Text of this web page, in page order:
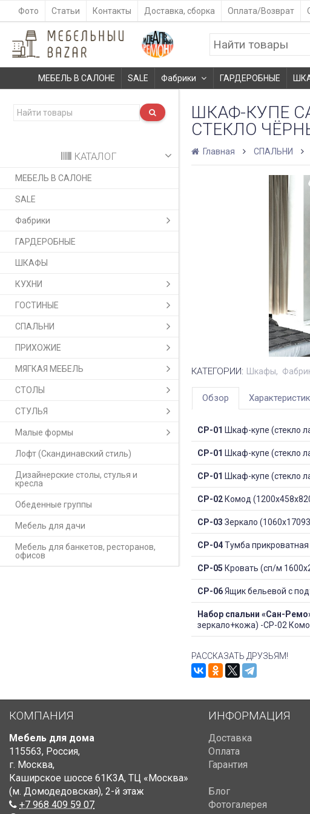
Фото Статьи Контакты Доставка, сборка Оплата/Возврат
МЕБЕЛЬ В САЛОНЕ SALE Фабрики ГАРДЕРОБНЫЕ
КАТАЛОГ
МЕБЕЛЬ В САЛОНЕ
SALE
Фабрики
ГАРДЕРОБНЫЕ
ШКАФЫ
КУХНИ
ГОСТИНЫЕ
СПАЛЬНИ
ПРИХОЖИЕ
МЯГКАЯ МЕБЕЛЬ
СТОЛЫ
СТУЛЬЯ
Малые формы
Лофт (Скандинавский стиль)
Дизайнерские столы, стулья и
кресла
Обеденные группы
Мебель для дачи
Мебель для банкетов, ресторанов,
офисов
ШКАФ-КУПЕ
СТЕКЛО
Главная СПАЛЬНИ
КАТЕГОРИИ: Шкафы
Обзор
СР-01 Шкаф-купе (стекло
СР-01 Шкаф-купе (стекло
СР-01 Шкаф-купе (стекло
СР-02Комод
СР-03 Зеркало
СР-04Тумба
СР-05 Кровать (сп/м
СР-06Ящик бельевой с
Набор спальни «Сан-
зеркало+кожа) -СР-02
РАССКАЗАТЬ ДРУЗЬЯМ!
КОМПАНИЯ
Мебель для дома
115563, Россия,
г. Москва,
Каширское шоссе 61К3А, ТЦ «Москва»
(м. Домодедовская), 2-й этаж
+7 968 409 59 07
ИНФОРМАЦИЯ
Доставка
Оплата
Гарантия
Блог
Фотогалерея